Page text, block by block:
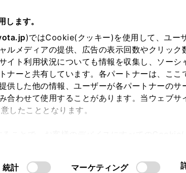
ます。
)ではCookie(クッキー)を使用して、ユー
ルメディアの提供、広告の表示回数やクリック
イト利用状況についても情報を収集し、ソーシ
ナーと共有しています。各パートナーは、ここ
供した他の情報、ユーザーが各パートナーのサ
合わせて使用することがあります。当ウェブサ
したこととなります。
統計 マーケティング